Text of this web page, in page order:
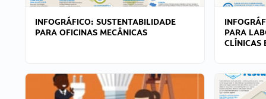
INFOGRÁFICO: SUSTENTABILIDADE
PARA OFICINAS MECÂNICAS
PARA
CLÍNICAS